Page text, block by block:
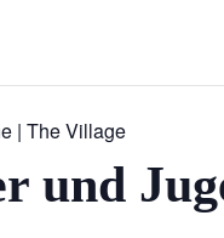
| The Village
und